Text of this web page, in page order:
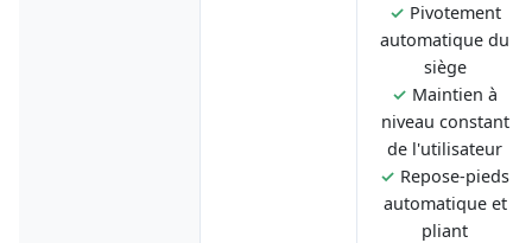
✓ Pivotement
automatique du
siège
✓ Maintien à
niveau constant
de l'utilisateur
✓ Repose-pieds
automatique et
pliant